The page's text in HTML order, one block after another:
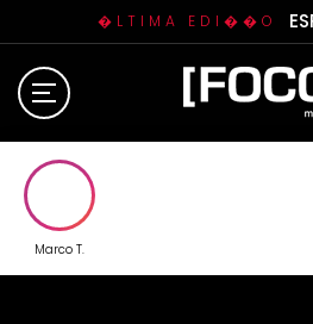
�LTIMA EDI��O
Home
Marco T.